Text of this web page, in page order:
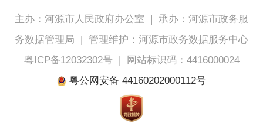
主办：河源市人民政府办公室 | 承办：河源市政务服
务数据管理局 | 管理维护：河源市政务数据服务中心
粤ICP备12032302号|
网站标识码：4416000024
粤公网安备 44160202000112号